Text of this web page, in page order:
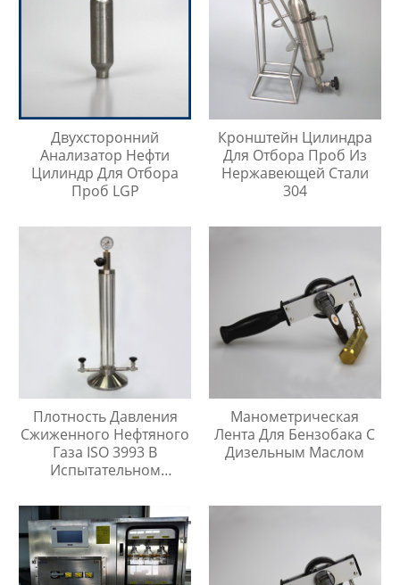
Двухсторонний
Анализатор Нефти
Цилиндр Для Отбора
Проб LGP
Кронштейн Цилиндра
Для Отбора Проб Из
Нержавеющей Стали
304
Плотность Давления
Сжиженного Нефтяного
Газа ISO 3993 В
Испытательном
Углеводородов
Манометрическая
Лента Для Бензобака С
Дизельным Маслом